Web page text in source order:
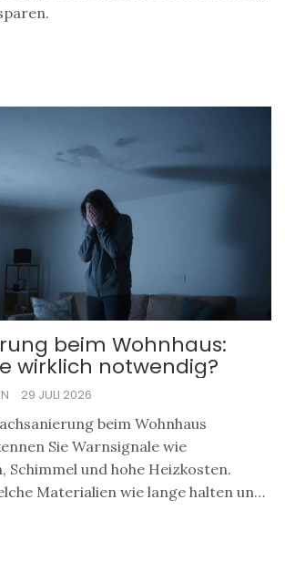
beim Wohnhaus:
wirklich notwendig?
29 JULI 2026
beim Wohnhaus
Sie Warnsignale wie
Schimmel und hohe Heizkosten.
Materialien wie lange halten und